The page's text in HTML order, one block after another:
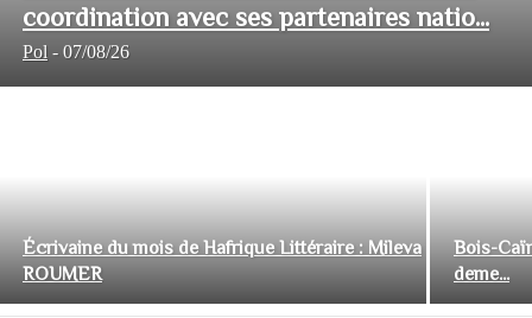
coordination avec ses partenaires natio...
Pol - 07/08/26
Écrivaine du mois de Hafrique Littéraire : Mileva
ROUMER
Bois-
deme...